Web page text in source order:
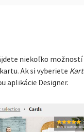
niekoľko možností
Ak si vyberiete
aplikácie Designer.